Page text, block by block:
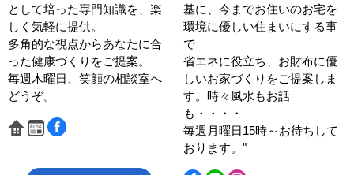
として培った専門知識を、楽
しく気軽に提供。
多角的な視点からあなたに合
った健康づくりをご提案。
毎週木曜日、笑顔の相談室へ
どうぞ。
基に、今までお住いのお宅を
環境に優しい住まいにする事
で
省エネに役立ち、お財布に優
しいお家づくりをご提案しま
す。時々風水もお話
も・・・・
毎週月曜日15時～お待ちして
おります。"